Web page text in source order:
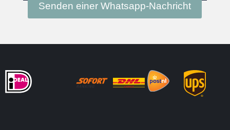
Senden einer Whatsapp-Nachricht